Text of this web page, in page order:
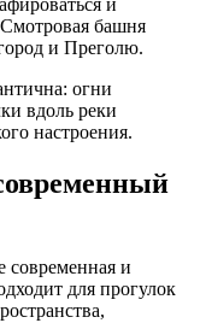
и
башня
и Преголю.
огни
вдоль реки
настроения.
и
для прогулок